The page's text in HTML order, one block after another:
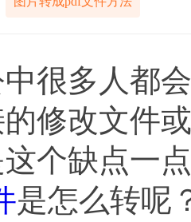
多人都会
修改文件
个缺点一
是怎么转呢